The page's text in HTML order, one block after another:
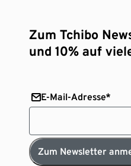
Zum Tchibo
und 10% auf
E-Mail-Adresse*
Zum Newsletter